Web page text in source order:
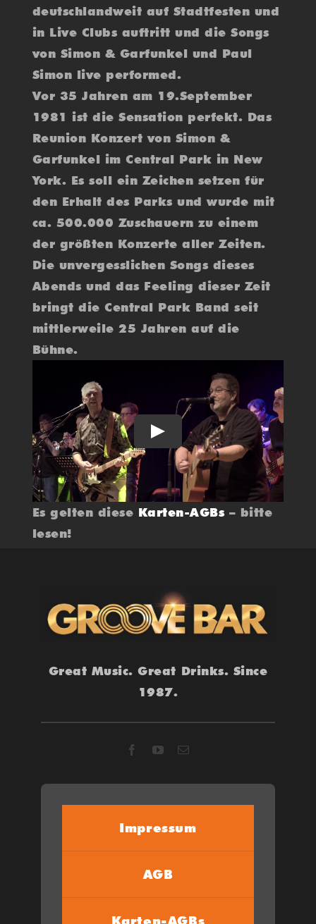
deutschlandweit auf Stadtfesten und
in Live Clubs auftritt und die Songs
von Simon & Garfunkel und Paul
Simon live performed.
Vor 35 Jahren am 19.September
1981 ist die Sensation perfekt. Das
Reunion Konzert von Simon &
Garfunkel im Central Park in New
York. Es soll ein Zeichen setzen für
den Erhalt des Parks und wurde mit
ca. 500.000 Zuschauern zu einem
der größten Konzerte aller Zeiten.
Die unvergesslichen Songs dieses
Abends und das Feeling dieser Zeit
bringt die Central Park Band seit
mittlerweile 25 Jahren auf die
Bühne.
Play
Es gelten diese Karten-AGBs – bitte
lesen!
Great Music. Great Drinks. Since
1987.
Impressum
AGB
Karten-AGBs